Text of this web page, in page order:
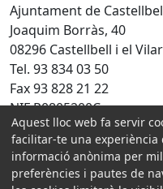
Ajuntament de
Joaquim Borràs, 40
08296 Castellbell i el Vilar
Tel. 93 834 03 50
Fax 93 828 21 22
NIF P0805200C
Amb la col·laboració de:
Aquest lloc web fa servir
facilitar-te una
informació anònima per
preferències i pautes de